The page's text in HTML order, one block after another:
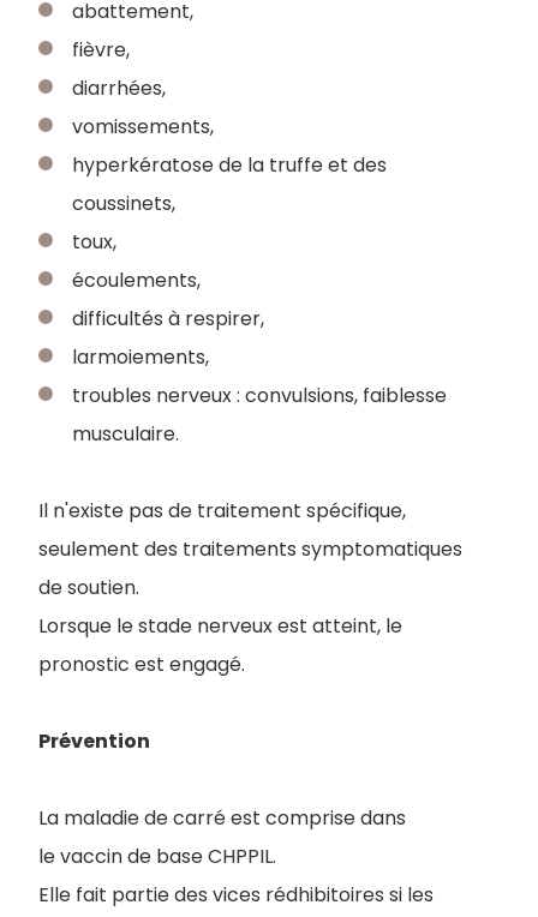
abattement,
fièvre,
diarrhées,
vomissements,
hyperkératose de la truffe et des
coussinets,
toux,
écoulements,
difficultés à respirer,
larmoiements,
troubles nerveux : convulsions, faiblesse
musculaire.
Il n'existe pas de traitement spécifique,
seulement des traitements symptomatiques
de soutien.
Lorsque le stade nerveux est atteint, le
pronostic est engagé.
Prévention
La maladie de carré est comprise dans
le vaccin de base CHPPIL.
Elle fait partie des vices rédhibitoires si les